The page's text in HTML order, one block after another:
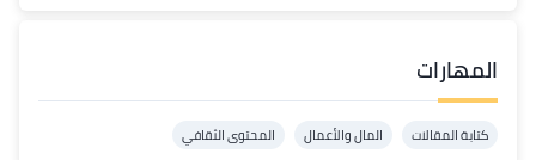
المهارات
كتابة المقالات المال والأعمال المحتوى الثقافي